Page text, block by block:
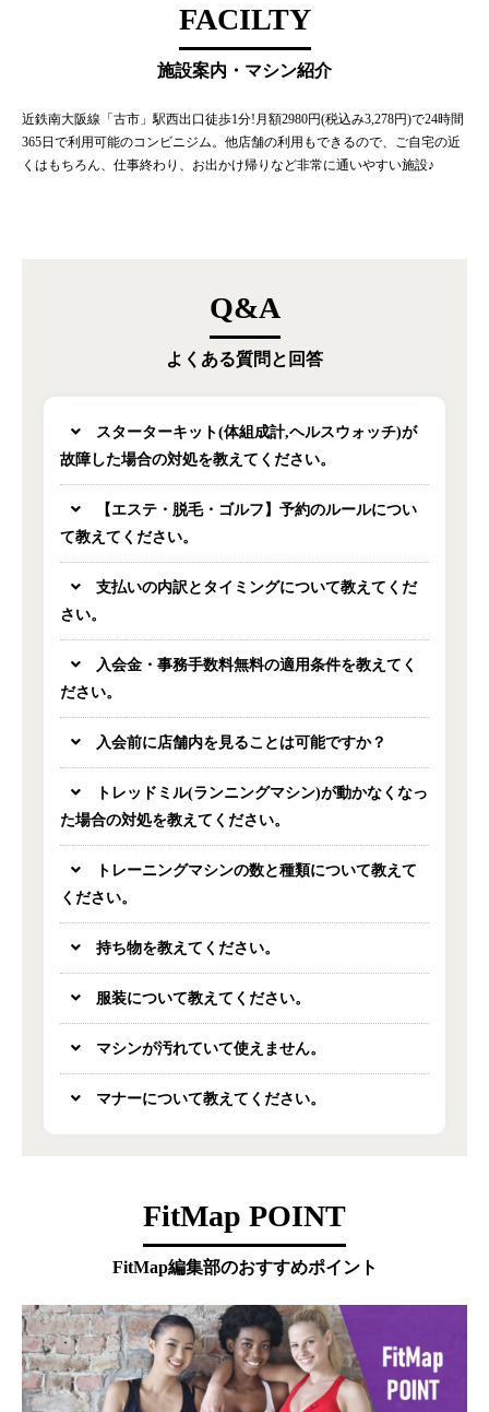
FACILTY
施設案内・マシン紹介
近鉄南大阪線「古市」駅西出口徒歩1分!月額2980円(税込み3,278円)で24時間
365日で利用可能のコンビニジム。他店舗の利用もできるので、ご自宅の近
くはもちろん、仕事終わり、お出かけ帰りなど非常に通いやすい施設♪
Q&A
よくある質問と回答
スターターキット(体組成計,ヘルスウォッチ)が
故障した場合の対処を教えてください。
【エステ・脱毛・ゴルフ】予約のルールについ
て教えてください。
支払いの内訳とタイミングについて教えてくだ
さい。
入会金・事務手数料無料の適用条件を教えてく
ださい。
入会前に店舗内を見ることは可能ですか？
トレッドミル(ランニングマシン)が動かなくなっ
た場合の対処を教えてください。
トレーニングマシンの数と種類について教えて
ください。
持ち物を教えてください。
服装について教えてください。
マシンが汚れていて使えません。
マナーについて教えてください。
FitMap POINT
FitMap編集部のおすすめポイント